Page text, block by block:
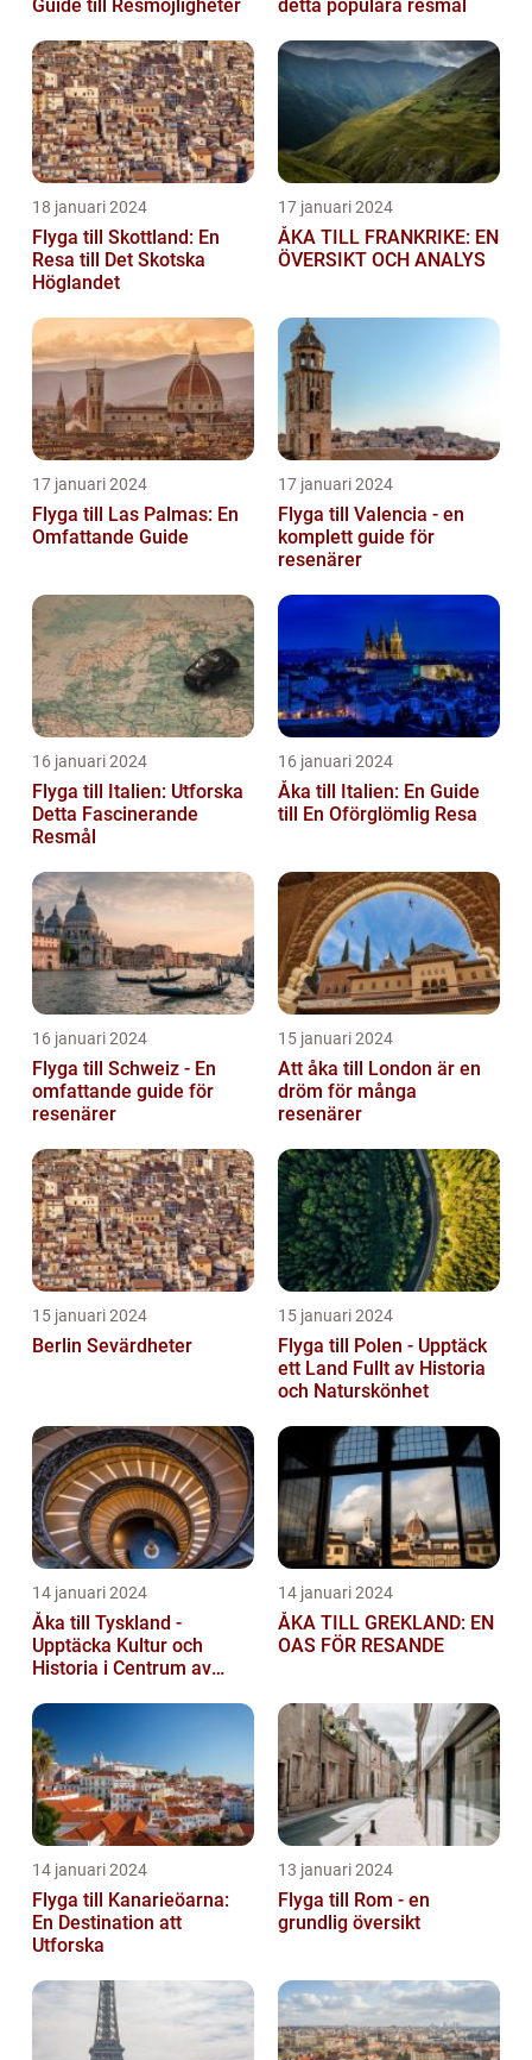
Guide till Resmöjligheter detta populära resmål
18 januari 2024
Flyga till Skottland: En
Resa till Det Skotska
Höglandet
17 januari 2024
ÅKA TILL FRANKRIKE: EN
ÖVERSIKT OCH ANALYS
17 januari 2024
Flyga till Las Palmas: En
Omfattande Guide
17 januari 2024
Flyga till Valencia - en
komplett guide för
resenärer
16 januari 2024
Flyga till Italien: Utforska
Detta Fascinerande
Resmål
16 januari 2024
Åka till Italien: En Guide
till En Oförglömlig Resa
16 januari 2024
Flyga till Schweiz - En
omfattande guide för
resenärer
15 januari 2024
Att åka till London är en
dröm för många
resenärer
15 januari 2024
Berlin Sevärdheter
15 januari 2024
Flyga till Polen - Upptäck
ett Land Fullt av Historia
och Naturskönhet
14 januari 2024
Åka till Tyskland -
Upptäcka Kultur och
Historia i Centrum av
14 januari 2024
ÅKA TILL GREKLAND: EN
OAS FÖR RESANDE
14 januari 2024
Flyga till Kanarieöarna:
En Destination att
Utforska
13 januari 2024
Flyga till Rom - en
grundlig översikt